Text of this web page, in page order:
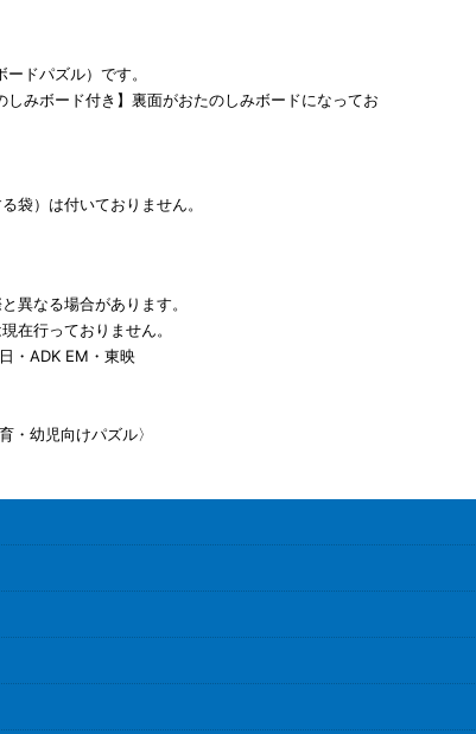
ドパズル）です。
しみボード付き】裏面がおたのしみボードになってお
袋）は付いておりません。
異なる場合があります。
在行っておりません。
・ADK EM・東映
・幼児向けパズル〉